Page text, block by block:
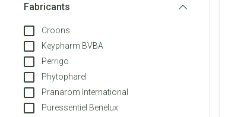
Fabricants
Croons
Keypharm BVBA
Perrigo
Phytopharel
Pranarom International
Puressentiel Benelux